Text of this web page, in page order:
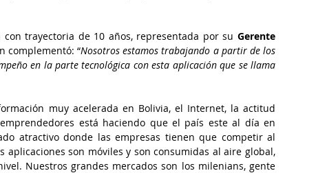
trayectoria de 10 años, representada por su Gerente
complementó: “Nosotros estamos trabajando a partir de los
en la parte tecnológica con esta aplicación que se llama
muy acelerada en Bolivia, el Internet, la actitud
está haciendo que el país este al día en
atractivo donde las empresas tienen que competir al
aplicaciones son móviles y son consumidas al aire global,
Nuestros grandes mercados son los milenians, gente